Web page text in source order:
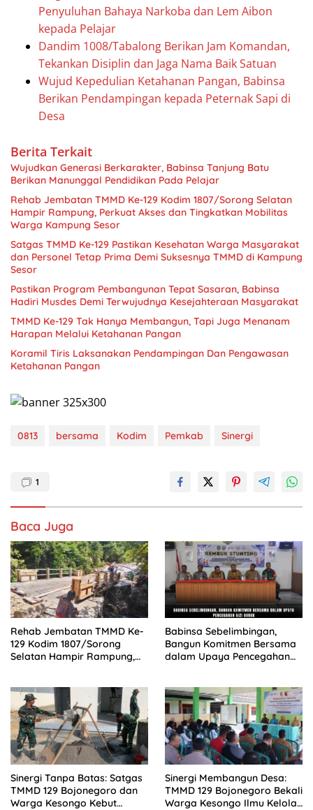
Penyuluhan Bahaya Narkoba dan Lem Aibon
kepada Pelajar
Dandim 1008/Tabalong Berikan Jam Komandan,
Tekankan Disiplin dan Jaga Nama Baik Satuan
Wujud Kepedulian Ketahanan Pangan, Babinsa
Berikan Pendampingan kepada Peternak Sapi di
Desa
Berita Terkait
Wujudkan Generasi Berkarakter, Babinsa Tanjung Batu
Berikan Manunggal Pendidikan Pada Pelajar
Rehab Jembatan TMMD Ke-129 Kodim 1807/Sorong Selatan
Hampir Rampung, Perkuat Akses dan Tingkatkan Mobilitas
Warga Kampung Sesor
Satgas TMMD Ke-129 Pastikan Kesehatan Warga Masyarakat
dan Personel Tetap Prima Demi Suksesnya TMMD di Kampung
Sesor
Pastikan Program Pembangunan Tepat Sasaran, Babinsa
Hadiri Musdes Demi Terwujudnya Kesejahteraan Masyarakat
TMMD Ke-129 Tak Hanya Membangun, Tapi Juga Menanam
Harapan Melalui Ketahanan Pangan
Koramil Tiris Laksanakan Pendampingan Dan Pengawasan
Ketahanan Pangan
0813 bersama Kodim Pemkab Sinergi
1
Baca Juga
Rehab Jembatan TMMD Ke-
129 Kodim 1807/Sorong
Selatan Hampir Rampung,
Kampung Sesor
Babinsa Sebelimbingan,
Bangun Komitmen Bersama
dalam Upaya Pencegahan
Sinergi Tanpa Batas: Satgas
TMMD 129 Bojonegoro dan
Warga Kesongo Kebut
Sinergi Membangun Desa:
TMMD 129 Bojonegoro Bekali
Warga Kesongo Ilmu Kelola